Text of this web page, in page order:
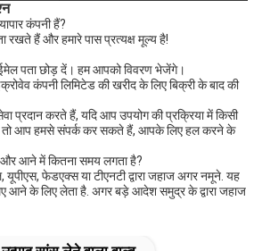
कंपनी हैं?
रखते हैं और हमारे पास प्रत्यक्ष मूल्य है!
पता छोड़ दें। हम आपको विवरण भेजेंगे।
कंपनी लिमिटेड की खरीद के लिए बिक्री के बाद की
प्रदान करते हैं, यदि आप उपयोग की प्रक्रिया में किसी
तो आप हमसे संपर्क कर सकते हैं, आपके लिए हल करने के
आने में कितना समय लगता है?
फेडएक्स या टीएनटी द्वारा जहाज अगर नमूने. यह
आने के लिए लेता है. अगर बड़े आदेश समुद्र के द्वारा जहाज